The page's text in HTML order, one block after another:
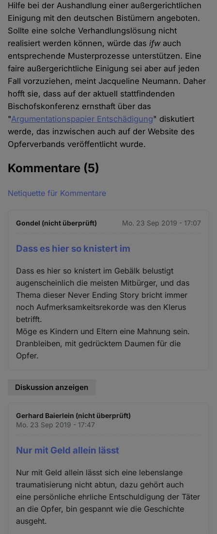
Hilfe bei der Aushandlung einer außergerichtlichen
Einigung mit den deutschen Bistümern angeboten.
Sollte eine solche Verhandlungslösung nicht
realisiert werden können, würde dasifwauch
entsprechende Musterprozesse unterstützen. Eine
faire außergerichtliche Einigung sei aber auf jeden
Fall vorzuziehen, meint Jacqueline Neumann. Daher
hofft sie, dass auf der aktuell stattfindenden
Bischofskonferenz ernsthaft über das
"Argumentationspapier Entschädigung" diskutiert
werde, das inzwischen auch auf der Website des
Opferverbands veröffentlicht wurde.
Kommentare (5)
Netiquette für Kommentare
Gondel (nicht überprüft) Mo. 23 Sep 2019 - 17:07
Dass es hier so knistert im
Dass es hier so knistert im Gebälk belustigt
augenscheinlich die meisten Mitbürger, und das
Thema dieser Never Ending Story bricht immer
noch Aufmerksamkeitsrekorde was den Klerus
betrifft.
Möge es Kindern und Eltern eine Mahnung sein.
Dranbleiben, mit gedrücktem Daumen für die
Opfer.
Diskussion anzeigen
Gerhard Baierlein (nicht überprüft)
Mo. 23 Sep 2019 - 17:47
Nur mit Geld allein lässt
Nur mit Geld allein lässt sich eine lebenslange
traumatisierung nicht abtun, dazu gehört auch
eine persönliche ehrliche Entschuldigung der Täter
an die Opfer, bin gespannt wie die Geschichte
ausgeht.